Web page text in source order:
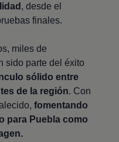
, desde el
finales.
miles de
sido parte del éxito
sólido entre
de la región. Con
fomentando
para Puebla como
.